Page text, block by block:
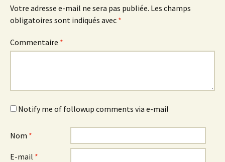
Votre adresse e-mail ne sera pas publiée. Les champs
obligatoires sont indiqués avec *
Commentaire *
Notify me of followup comments via e-mail
Nom *
E-mail *